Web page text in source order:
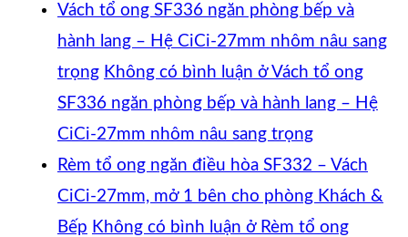
Vách tổ ong SF336 ngăn phòng bếp và
hành lang – Hệ CiCi-27mm nhôm nâu sang
trọng Không có bình luận ở Vách tổ ong
SF336 ngăn phòng bếp và hành lang – Hệ
CiCi-27mm nhôm nâu sang trọng
Rèm tổ ong ngăn điều hòa SF332 – Vách
CiCi-27mm, mở 1 bên cho phòng Khách &
Bếp Không có bình luận ở Rèm tổ ong